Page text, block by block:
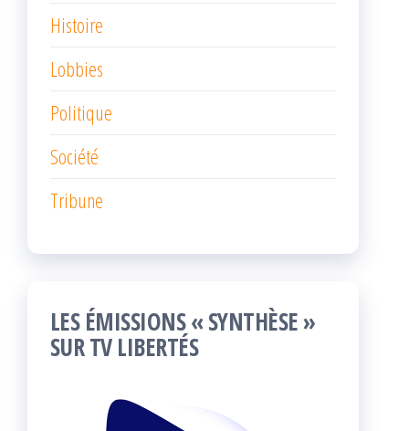
Histoire
Lobbies
Politique
Société
Tribune
LES ÉMISSIONS « SYNTHÈSE »
SUR TV LIBERTÉS